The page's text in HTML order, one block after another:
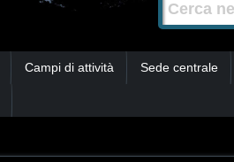
Campi di attività Sede centrale